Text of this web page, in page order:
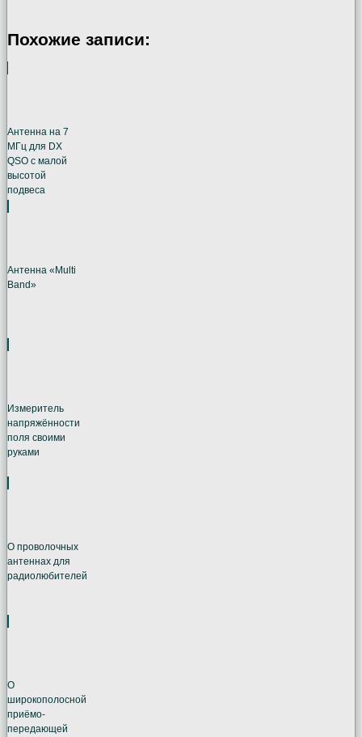
Похожие записи:
Антенна на 7
МГц для DX
QSO с малой
высотой
подвеса
Антенна «Multi
Band»
Измеритель
напряжённости
поля своими
руками
О проволочных
антеннах для
радиолюбителей
О
широкополосной
приёмо-
передающей